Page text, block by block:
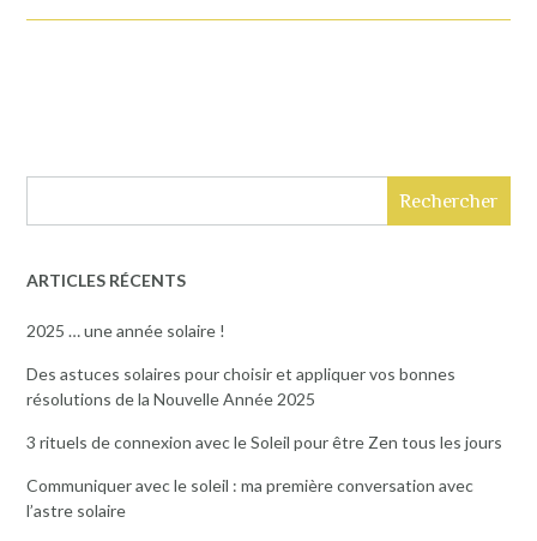
Rechercher
ARTICLES RÉCENTS
2025 … une année solaire !
Des astuces solaires pour choisir et appliquer vos bonnes
résolutions de la Nouvelle Année 2025
3 rituels de connexion avec le Soleil pour être Zen tous les jours
Communiquer avec le soleil : ma première conversation avec
l’astre solaire